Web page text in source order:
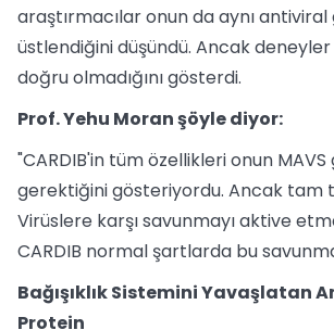
araştırmacılar onun da aynı
üstlendiğini düşündü. Ancak deneyler
doğru olmadığını gösterdi.
Prof. Yehu Moran şöyle diyor:
"CARDIB'in tüm özellikleri onun MAVS
gerektiğini gösteriyordu. Ancak tam
Virüslere karşı savunmayı aktive
CARDIB normal şartlarda bu
Bağışıklık Sistemini Yavaşlatan
Protein